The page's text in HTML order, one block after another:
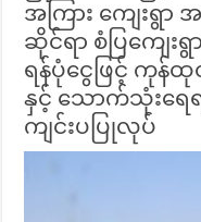
အကြား ကျေးရွာ
ဆိုင်ရာ စံပြကျေး
ရန်ပုံငွေဖြင့် ကုန်ထု
နှင့် သောက်သုံးရေ
ကျင်းပပြုလုပ်